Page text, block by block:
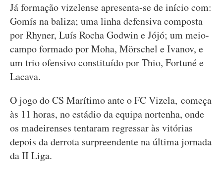
Já formação vizelense apresenta-se de início com:
Gomís na baliza; uma linha defensiva composta
por Rhyner, Luís Rocha Godwin e Jójó; um meio-
campo formado por Moha, Mörschel e Ivanov, e
um trio ofensivo constituído por Thio, Fortuné e
Lacava.
O jogo do CS Marítimo ante o FC Vizela, começa
às 11 horas, no estádio da equipa nortenha, onde
os madeirenses tentaram regressar às vitórias
depois da derrota surpreendente na última jornada
da II Liga.